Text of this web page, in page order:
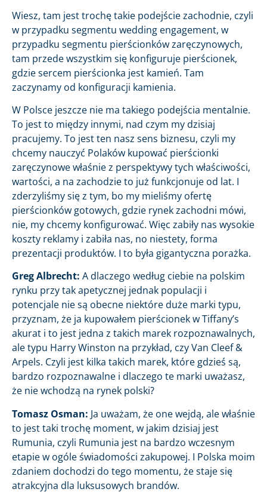
Wiesz, tam jest trochę takie podejście zachodnie, czyli
w przypadku segmentu wedding engagement, w
przypadku segmentu pierścionków zaręczynowych,
tam przede wszystkim się konfiguruje pierścionek,
gdzie sercem pierścionka jest kamień. Tam
zaczynamy od konfiguracji kamienia.
W Polsce jeszcze nie ma takiego podejścia mentalnie.
To jest to między innymi, nad czym my dzisiaj
pracujemy. To jest ten nasz sens biznesu, czyli my
chcemy nauczyć Polaków kupować pierścionki
zaręczynowe właśnie z perspektywy tych właściwości,
wartości, a na zachodzie to już funkcjonuje od lat. I
zderzyliśmy się z tym, bo my mieliśmy ofertę
pierścionków gotowych, gdzie rynek zachodni mówi,
nie, my chcemy konfigurować. Więc zabiły nas wysokie
koszty reklamy i zabiła nas, no niestety, forma
prezentacji produktów. I to była gigantyczna porażka.
Greg Albrecht: A dlaczego według ciebie na polskim
rynku przy tak apetycznej jednak populacji i
potencjale nie są obecne niektóre duże marki typu,
przyznam, że ja kupowałem pierścionek w Tiffany’s
akurat i to jest jedna z takich marek rozpoznawalnych,
ale typu Harry Winston na przykład, czy Van Cleef &
Arpels. Czyli jest kilka takich marek, które gdzieś są,
bardzo rozpoznawalne i dlaczego te marki uważasz,
że nie wchodzą na rynek polski?
Tomasz Osman: Ja uważam, że one wejdą, ale właśnie
to jest taki trochę moment, w jakim dzisiaj jest
Rumunia, czyli Rumunia jest na bardzo wczesnym
etapie w ogóle świadomości zakupowej. I Polska moim
zdaniem dochodzi do tego momentu, że staje się
atrakcyjna dla luksusowych brandów.